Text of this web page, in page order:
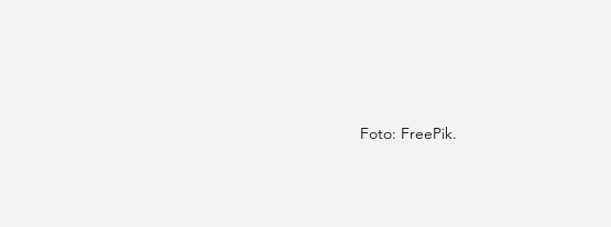
Foto: FreePik.